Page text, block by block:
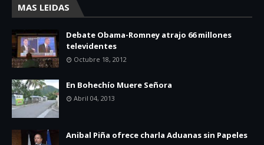
MAS LEIDAS
Debate Obama-Romney atrajo 66 millones
televidentes
Octubre 18, 2012
En Bohechío Muere Señora
Abril 04, 2013
Anibal Piña ofrece charla Aduanas sin Papeles